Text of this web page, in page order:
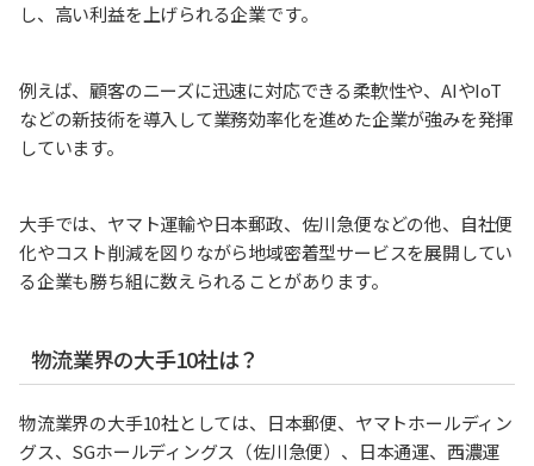
し、高い利益を上げられる企業です。
例えば、顧客のニーズに迅速に対応できる柔軟性や、AIやIoT
などの新技術を導入して業務効率化を進めた企業が強みを発揮
しています。
大手では、ヤマト運輸や日本郵政、佐川急便などの他、自社便
化やコスト削減を図りながら地域密着型サービスを展開してい
る企業も勝ち組に数えられることがあります。
物流業界の大手10社は？
物流業界の大手10社としては、日本郵便、ヤマトホールディン
グス、SGホールディングス（佐川急便）、日本通運、西濃運